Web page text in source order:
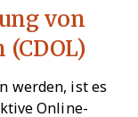
von
werden, ist es
Online-